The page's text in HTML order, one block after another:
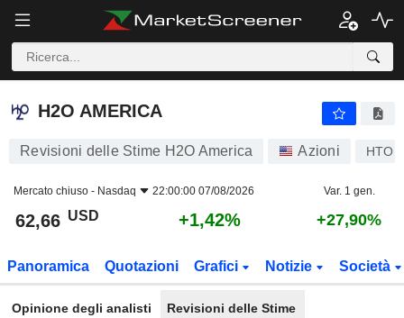
H2O AMERICA
H2O AMERICA
Revisioni delle Stime H2O America Azioni HTO
Mercato chiuso - Nasdaq 22:00:00 07/08/2026 Var. 1 gen.
62,66 USD +1,42% +27,90%
Panoramica Quotazioni Grafici Notizie Società
Opinione degli analisti Revisioni delle Stime